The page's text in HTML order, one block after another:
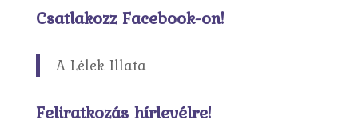
Csatlakozz Facebook-on!
A Lélek Illata
Feliratkozás hírlevélre!